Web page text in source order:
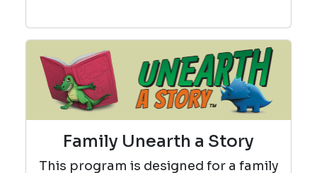
Family Unearth a Story
This program is designed for a family